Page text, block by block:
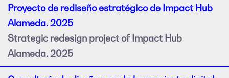
Proyecto de rediseño estratégico de Impact Hub
Alameda. 2025
Strategic redesign project of Impact Hub
Alameda. 2025